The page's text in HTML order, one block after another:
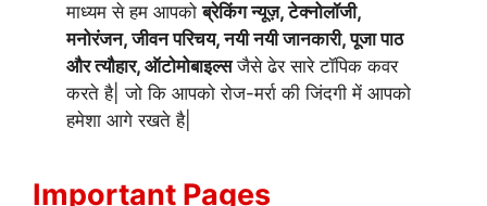
माध्यम से हम आपकोब्रेकिंग न्यूज़, टेक्नोलॉजी,
मनोरंजन, जीवन परिचय, नयी नयी जानकारी, पूजा पाठ
और त्यौहार, ऑटोमोबाइल्सजैसे ढेर सारे टॉपिक कवर
करते है| जो कि आपको रोज-मर्रा की जिंदगी में आपको
हमेशा आगे रखते है|
Important Pages